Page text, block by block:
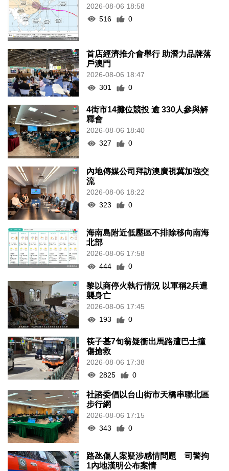
2026-08-06 18:58
516
0
首店經濟推介會舉行 助潛力品牌落
戶澳門
2026-08-06 18:47
301
0
4街市14攤位競投 逾 330人參與解
釋會
2026-08-06 18:40
327
0
內地傳媒公司拜訪澳廣視冀加強交
流
2026-08-06 18:22
323
0
海南島附近低壓區不排除移向南海
北部
2026-08-06 17:58
444
0
黎以商停火執行情況 以軍稱2兵遭
襲身亡
2026-08-06 17:45
193
0
筷子基7旬翁疑衝出馬路遭巴士撞
傷搶救
2026-08-06 17:38
2825
0
社諮委倡以台山街市天橋串聯北區
步行網
2026-08-06 17:15
343
0
路氹傷人案疑涉感情問題 司警拘
1內地漢明公布案情